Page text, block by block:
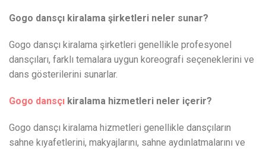
Gogo dansçı kiralama şirketleri neler sunar?
Gogo dansçı kiralama şirketleri genellikle profesyonel
dansçıları, farklı temalara uygun koreografi seçeneklerini ve
dans gösterilerini sunarlar.
Gogo dansçı kiralama hizmetleri neler içerir?
Gogo dansçı kiralama hizmetleri genellikle dansçıların
sahne kıyafetlerini, makyajlarını, sahne aydınlatmalarını ve